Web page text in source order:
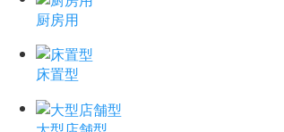
厨房用
床置型